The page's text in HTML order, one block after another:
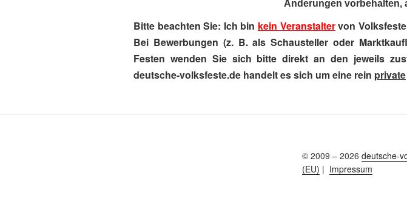
Änderungen vorbehalten,
Bitte beachten Sie: Ich bin kein Veranstaltervon
Bei Bewerbungen (z. B. als Schausteller oder
Festen wenden Sie sich bitte direkt an den jeweils
deutsche-volksfeste.de handelt es sich um eine rein private
© 2009 – 2026 deutsche-
(EU) | Impressum